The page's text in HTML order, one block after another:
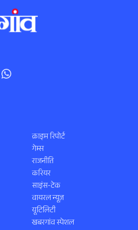
क्राइम रिपोर्ट
गेम्स
राजनीति
करियर
साइंस-टेक
वायरल न्यूज़
यूटिलिटी
खबरगांव स्पेशल